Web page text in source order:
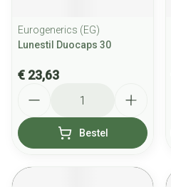
Eurogenerics (EG)
Lunestil Duocaps 30
€ 23,63
Bestel